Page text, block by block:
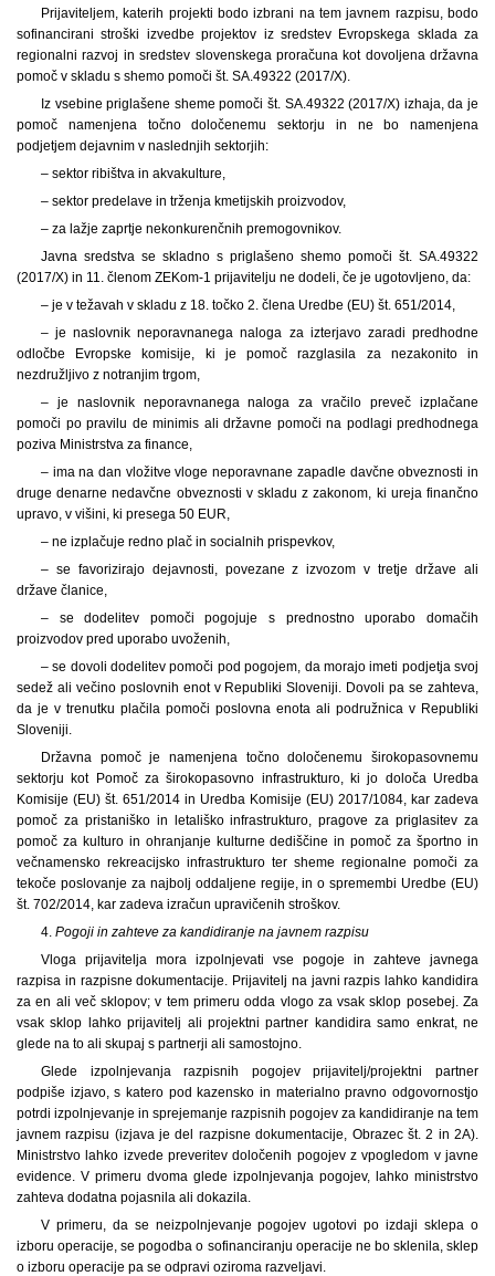
Prijaviteljem, katerih projekti bodo izbrani na tem javnem razpisu, bodo
sofinancirani stroški izvedbe projektov iz sredstev Evropskega sklada za
regionalni razvoj in sredstev slovenskega proračuna kot dovoljena državna
pomoč v skladu s shemo pomoči št. SA.49322 (2017/X).
Iz vsebine priglašene sheme pomoči št. SA.49322 (2017/X) izhaja, da je
pomoč namenjena točno določenemu sektorju in ne bo namenjena
podjetjem dejavnim v naslednjih sektorjih:
– sektor ribištva in akvakulture,
– sektor predelave in trženja kmetijskih proizvodov,
– za lažje zaprtje nekonkurenčnih premogovnikov.
Javna sredstva se skladno s priglašeno shemo pomoči št. SA.49322
(2017/X) in 11. členom ZEKom-1 prijavitelju ne dodeli, če je ugotovljeno, da:
– je v težavah v skladu z 18. točko 2. člena Uredbe (EU) št. 651/2014,
– je naslovnik neporavnanega naloga za izterjavo zaradi predhodne
odločbe Evropske komisije, ki je pomoč razglasila za nezakonito in
nezdružljivo z notranjim trgom,
– je naslovnik neporavnanega naloga za vračilo preveč izplačane
pomoči po pravilu de minimis ali državne pomoči na podlagi predhodnega
poziva Ministrstva za finance,
– ima na dan vložitve vloge neporavnane zapadle davčne obveznosti in
druge denarne nedavčne obveznosti v skladu z zakonom, ki ureja finančno
upravo, v višini, ki presega 50 EUR,
– ne izplačuje redno plač in socialnih prispevkov,
– se favorizirajo dejavnosti, povezane z izvozom v tretje države ali
države članice,
– se dodelitev pomoči pogojuje s prednostno uporabo domačih
proizvodov pred uporabo uvoženih,
– se dovoli dodelitev pomoči pod pogojem, da morajo imeti podjetja svoj
sedež ali večino poslovnih enot v Republiki Sloveniji. Dovoli pa se zahteva,
da je v trenutku plačila pomoči poslovna enota ali podružnica v Republiki
Sloveniji.
Državna pomoč je namenjena točno določenemu širokopasovnemu
sektorju kot Pomoč za širokopasovno infrastrukturo, ki jo določa Uredba
Komisije (EU) št. 651/2014 in Uredba Komisije (EU) 2017/1084, kar zadeva
pomoč za pristaniško in letališko infrastrukturo, pragove za priglasitev za
pomoč za kulturo in ohranjanje kulturne dediščine in pomoč za športno in
večnamensko rekreacijsko infrastrukturo ter sheme regionalne pomoči za
tekoče poslovanje za najbolj oddaljene regije, in o spremembi Uredbe (EU)
št. 702/2014, kar zadeva izračun upravičenih stroškov.
4. Pogoji in zahteve za kandidiranje na javnem razpisu
Vloga prijavitelja mora izpolnjevati vse pogoje in zahteve javnega
razpisa in razpisne dokumentacije. Prijavitelj na javni razpis lahko kandidira
za en ali več sklopov; v tem primeru odda vlogo za vsak sklop posebej. Za
vsak sklop lahko prijavitelj ali projektni partner kandidira samo enkrat, ne
glede na to ali skupaj s partnerji ali samostojno.
Glede izpolnjevanja razpisnih pogojev prijavitelj/projektni partner
podpiše izjavo, s katero pod kazensko in materialno pravno odgovornostjo
potrdi izpolnjevanje in sprejemanje razpisnih pogojev za kandidiranje na tem
javnem razpisu (izjava je del razpisne dokumentacije, Obrazec št. 2 in 2A).
Ministrstvo lahko izvede preveritev določenih pogojev z vpogledom v javne
evidence. V primeru dvoma glede izpolnjevanja pogojev, lahko ministrstvo
zahteva dodatna pojasnila ali dokazila.
V primeru, da se neizpolnjevanje pogojev ugotovi po izdaji sklepa o
izboru operacije, se pogodba o sofinanciranju operacije ne bo sklenila, sklep
o izboru operacije pa se odpravi oziroma razveljavi.